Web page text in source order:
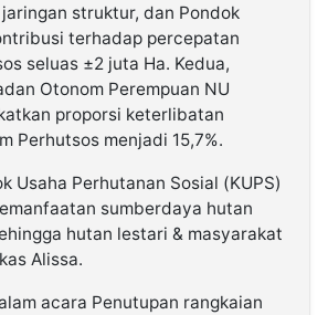
jaringan struktur, dan Pondok
terhadap percepatan
seluas ±2 juta Ha. Kedua,
Otonom Perempuan NU
proporsi keterlibatan
Perhutsos menjadi 15,7%.
Usaha Perhutanan Sosial (KUPS)
sumberdaya hutan
hutan lestari & masyarakat
Alissa.
acara Penutupan rangkaian